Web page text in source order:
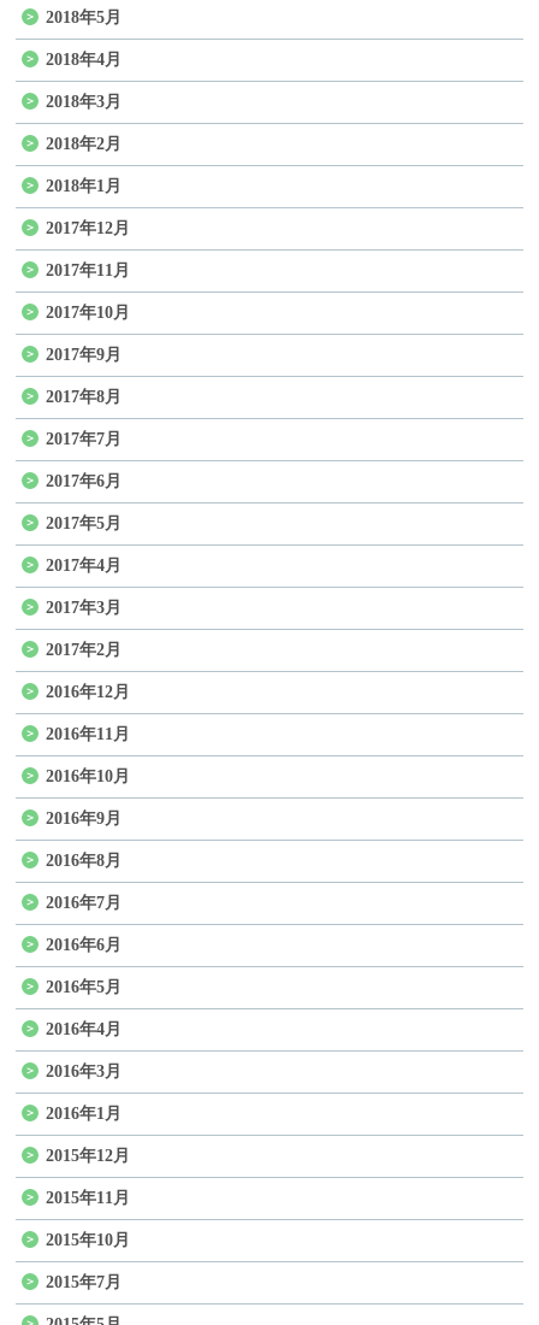
2018年5月
2018年4月
2018年3月
2018年2月
2018年1月
2017年12月
2017年11月
2017年10月
2017年9月
2017年8月
2017年7月
2017年6月
2017年5月
2017年4月
2017年3月
2017年2月
2016年12月
2016年11月
2016年10月
2016年9月
2016年8月
2016年7月
2016年6月
2016年5月
2016年4月
2016年3月
2016年1月
2015年12月
2015年11月
2015年10月
2015年7月